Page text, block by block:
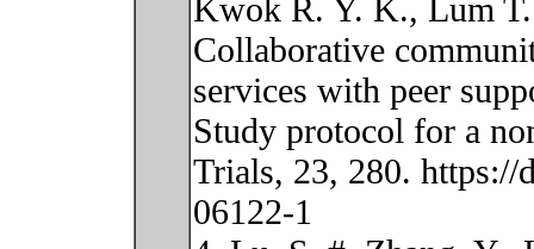
Kwok R. Y. K., Lum
Collaborative
services with peer
Study protocol for a
Trials, 23, 280. https://
06122-1